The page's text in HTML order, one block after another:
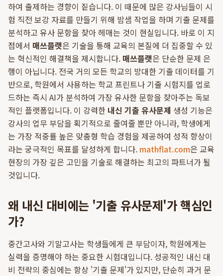
하여 출제하는 경향이 짙습니다. 이 때문에 많은 강사님들이 시
험 직전 보강 자료를 만들기 위해 밤샘 작업을 하며 기출 문제를
분석하고 유사 문항을 찾아 헤매는 것이 현실입니다. 바로 이 지
점에서 매쓰플랫은 기술을 통해 교육의 본질에 더 집중할 수 있
는 혁신적인 해결책을 제시합니다. 매쓰플랫은 단순한 문제 은
행이 아닙니다. 전국 거의 모든 학교의 방대한 기출 데이터를 기
반으로, 학원에서 사용하는 학교 프린트나 기출 시험지를 업로
드하는 즉시 AI가 분석하여 가장 유사한 문항을 찾아주는 독보
적인 플랫폼입니다. 이 강력한 내신 기출 유사문제 생성 기능은
강사의 업무 부담을 획기적으로 줄여줄 뿐만 아니라, 학생에게
는 가장 적중률 높은 맞춤형 학습 경험을 제공하여 성적 향상이
라는 궁극적인 목표를 달성하게 합니다. mathflat.com은 교육
현장의 가장 깊은 고민을 기술로 해결하는 최고의 파트너가 될
것입니다.
왜 내신 대비에는 '기출 유사문제'가 핵심인
가?
중간고사와 기말고사는 학생들에게 큰 부담이자, 학원에게는
실력을 증명해야 하는 중요한 시험대입니다. 성공적인 내신 대
비 전략의 중심에는 항상 '기출 문제'가 있지만, 단순히 과거 문